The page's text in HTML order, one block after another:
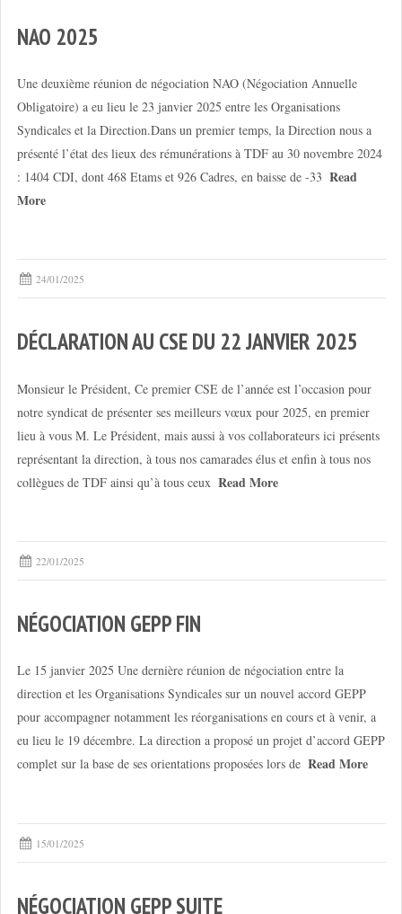
NAO 2025
Une deuxième réunion de négociation NAO (Négociation Annuelle
Obligatoire) a eu lieu le 23 janvier 2025 entre les Organisations
Syndicales et la Direction.Dans un premier temps, la Direction nous a
présenté l’état des lieux des rémunérations à TDF au 30 novembre 2024
: 1404 CDI, dont 468 Etams et 926 Cadres, en baisse de -33 Read
More
24/01/2025
DÉCLARATION AU CSE DU 22 JANVIER 2025
Monsieur le Président, Ce premier CSE de l’année est l’occasion pour
notre syndicat de présenter ses meilleurs vœux pour 2025, en premier
lieu à vous M. Le Président, mais aussi à vos collaborateurs ici présents
représentant la direction, à tous nos camarades élus et enfin à tous nos
collègues de TDF ainsi qu’à tous ceux Read More
22/01/2025
NÉGOCIATION GEPP FIN
Le 15 janvier 2025 Une dernière réunion de négociation entre la
direction et les Organisations Syndicales sur un nouvel accord GEPP
pour accompagner notamment les réorganisations en cours et à venir, a
eu lieu le 19 décembre. La direction a proposé un projet d’accord GEPP
complet sur la base de ses orientations proposées lors de Read More
15/01/2025
NÉGOCIATION GEPP SUITE